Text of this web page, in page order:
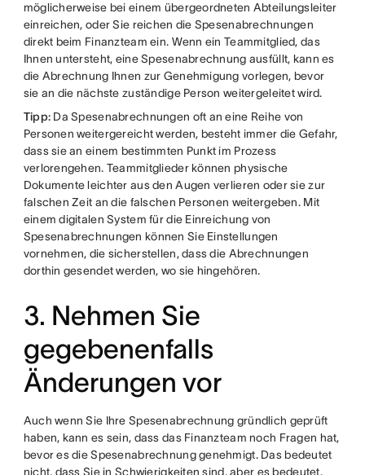
möglicherweise bei einem übergeordneten Abteilungsleiter
einreichen, oder Sie reichen die Spesenabrechnungen
direkt beim Finanzteam ein. Wenn ein Teammitglied, das
Ihnen untersteht, eine Spesenabrechnung ausfüllt, kann es
die Abrechnung Ihnen zur Genehmigung vorlegen, bevor
sie an die nächste zuständige Person weitergeleitet wird.
Tipp: Da Spesenabrechnungen oft an eine Reihe von
Personen weitergereicht werden, besteht immer die Gefahr,
dass sie an einem bestimmten Punkt im Prozess
verlorengehen. Teammitglieder können physische
Dokumente leichter aus den Augen verlieren oder sie zur
falschen Zeit an die falschen Personen weitergeben. Mit
einem digitalen System für die Einreichung von
Spesenabrechnungen können Sie Einstellungen
vornehmen, die sicherstellen, dass die Abrechnungen
dorthin gesendet werden, wo sie hingehören.
3. Nehmen Sie
gegebenenfalls
Änderungen vor
Auch wenn Sie Ihre Spesenabrechnung gründlich geprüft
haben, kann es sein, dass das Finanzteam noch Fragen hat,
bevor es die Spesenabrechnung genehmigt. Das bedeutet
nicht, dass Sie in Schwierigkeiten sind, aber es bedeutet,